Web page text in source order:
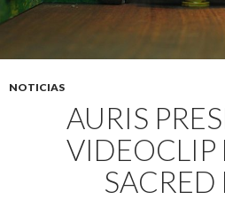
NOTICIAS
AURIS
VIDEOCLIP
SACRED